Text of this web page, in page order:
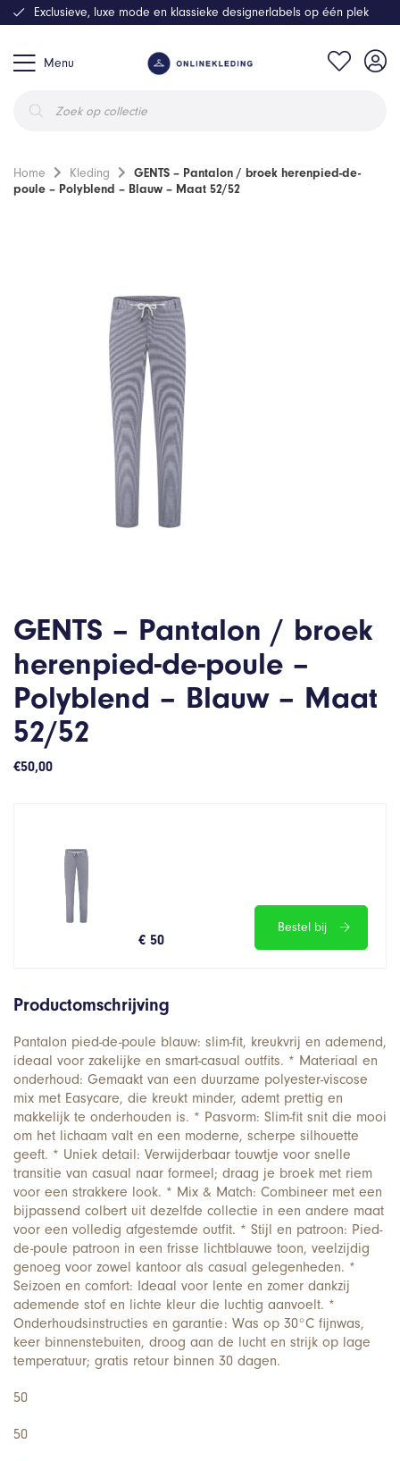
Menu
zoeken
Exclusieve, luxe mode en klassieke designerlabels op één plek
Home Kleding
GENTS – Pantalon / broek herenpied-de-
poule – Polyblend – Blauw – Maat 52/52
GENTS – Pantalon / broek
herenpied-de-poule –
Polyblend – Blauw – Maat
52/52
€50,00
€ 50
Bestel bij
Productomschrijving
Pantalon pied-de-poule blauw: slim-fit, kreukvrij en ademend,
ideaal voor zakelijke en smart-casual outfits. * Materiaal en
onderhoud: Gemaakt van een duurzame polyester-viscose
mix met Easycare, die kreukt minder, ademt prettig en
makkelijk te onderhouden is. * Pasvorm: Slim-fit snit die mooi
om het lichaam valt en een moderne, scherpe silhouette
geeft. * Uniek detail: Verwijderbaar touwtje voor snelle
transitie van casual naar formeel; draag je broek met riem
voor een strakkere look. * Mix & Match: Combineer met een
bijpassend colbert uit dezelfde collectie in een andere maat
voor een volledig afgestemde outfit. * Stijl en patroon: Pied-
de-poule patroon in een frisse lichtblauwe toon, veelzijdig
genoeg voor zowel kantoor als casual gelegenheden. *
Seizoen en comfort: Ideaal voor lente en zomer dankzij
ademende stof en lichte kleur die luchtig aanvoelt. *
Onderhoudsinstructies en garantie: Was op 30°C fijnwas,
keer binnenstebuiten, droog aan de lucht en strijk op lage
temperatuur; gratis retour binnen 30 dagen.
50
50